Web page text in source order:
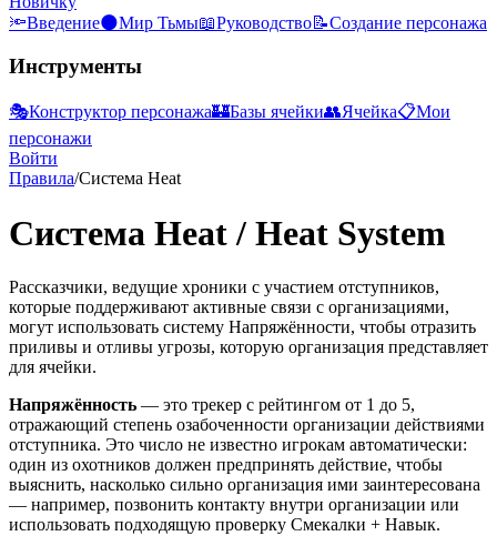
🔦Введение🌑Мир Тьмы📖Руководство📝Создание персонажа
Инструменты
🎭Конструктор персонажа🏰Базы ячейки👥Ячейка📋Мои
персонажи
Войти
Правила/Система Heat
Система Heat / Heat System
Рассказчики, ведущие хроники с участием отступников,
которые поддерживают активные связи с организациями,
могут использовать систему Напряжённости, чтобы отразить
приливы и отливы угрозы, которую организация представляет
для ячейки.
Напряжённость — это трекер с рейтингом от 1 до 5,
отражающий степень озабоченности организации действиями
отступника. Это число не известно игрокам автоматически:
один из охотников должен предпринять действие, чтобы
выяснить, насколько сильно организация ими заинтересована
— например, позвонить контакту внутри организации или
использовать подходящую проверку Смекалки + Навык.